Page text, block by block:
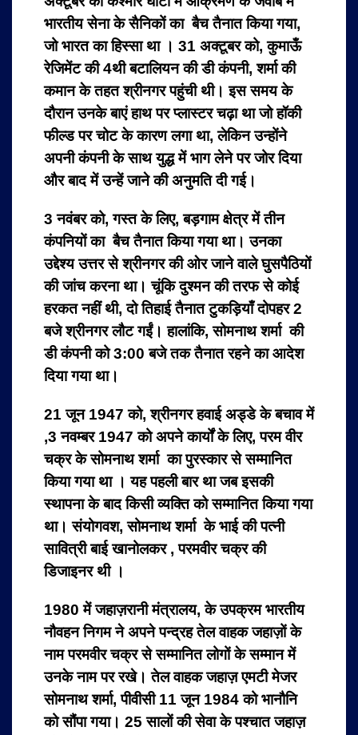
भारतीय सेना के सैनिकों का बैच तैनात किया गया,
जो भारत का हिस्सा था । 31 अक्टूबर को, कुमाऊँ
रेजिमेंट की 4थी बटालियन की डी कंपनी, शर्मा की
कमान के तहत श्रीनगर पहुंची थी। इस समय के
दौरान उनके बाएं हाथ पर प्लास्टर चढ़ा था जो हॉकी
फील्ड पर चोट के कारण लगा था, लेकिन उन्होंने
अपनी कंपनी के साथ युद्ध में भाग लेने पर जोर दिया
और बाद में उन्हें जाने की अनुमति दी गई।
3 नवंबर को, गस्त के लिए, बड़गाम क्षेत्र में तीन
कंपनियों का बैच तैनात किया गया था। उनका
उद्देश्य उत्तर से श्रीनगर की ओर जाने वाले घुसपैठियों
की जांच करना था। चूंकि दुश्मन की तरफ से कोई
हरकत नहीं थी, दो तिहाई तैनात टुकड़ियाँ दोपहर 2
बजे श्रीनगर लौट गईं। हालांकि, सोमनाथ शर्मा की
डी कंपनी को 3:00 बजे तक तैनात रहने का आदेश
दिया गया था।
21 जून 1947 को, श्रीनगर हवाई अड्डे के बचाव में
,3 नवम्बर 1947 को अपने कार्यों के लिए, परम वीर
चक्र के सोमनाथ शर्मा का पुरस्कार से सम्मानित
किया गया था । यह पहली बार था जब इसकी
स्थापना के बाद किसी व्यक्ति को सम्मानित किया गया
था। संयोगवश, सोमनाथ शर्मा के भाई की पत्नी
सावित्री बाई खानोलकर , परमवीर चक्र की
डिजाइनर थी ।
1980 में जहाज़रानी मंत्रालय, के उपक्रम भारतीय
नौवहन निगम ने अपने पन्द्रह तेल वाहक जहाज़ों के
नाम परमवीर चक्र से सम्मानित लोगों के सम्मान में
उनके नाम पर रखे। तेल वाहक जहाज़ एमटी मेजर
सोमनाथ शर्मा, पीवीसी 11 जून 1984 को भानौनि
को सौंपा गया। 25 सालों की सेवा के पश्चात जहाज़